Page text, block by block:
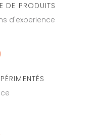
DE PRODUITS
d'experience